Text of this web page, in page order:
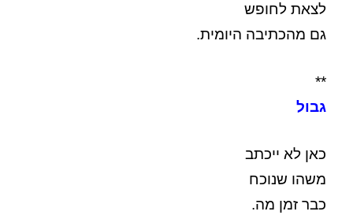
לצאת לחופש
גם מהכתיבה היומית.
**
גבול
כאן לא ייכתב
משהו שנוכח
כבר זמן מה.